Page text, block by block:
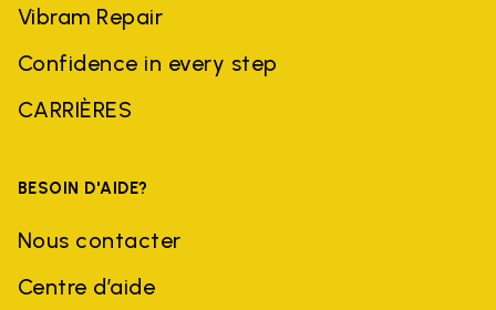
Vibram Repair
Confidence in every step
CARRIÈRES
BESOIN D'AIDE?
Nous contacter
Centre d’aide